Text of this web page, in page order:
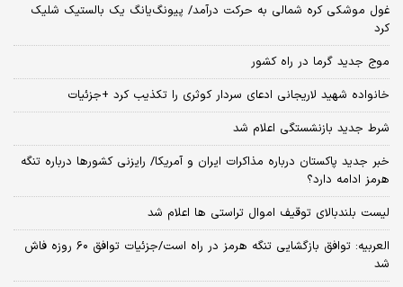
غول موشکی کره شمالی به حرکت درآمد/ پیونگ‌یانگ یک بالستیک شلیک
کرد
موج جدید گرما در راه کشور
خانواده شهید لاریجانی ادعای سردار کوثری را تکذیب کرد +جزئیات
شرط جدید بازنشستگی اعلام شد
خبر جدید پاکستان درباره مذاکرات ایران و آمریکا/ رایزنی کشورها درباره تنگه
هرمز ادامه دارد؟
لیست بلندبالای توقیف اموال تراستی ها اعلام شد
العربیه: توافق بازگشایی تنگه هرمز در راه است/جزئیات توافق ۶۰ روزه فاش
شد